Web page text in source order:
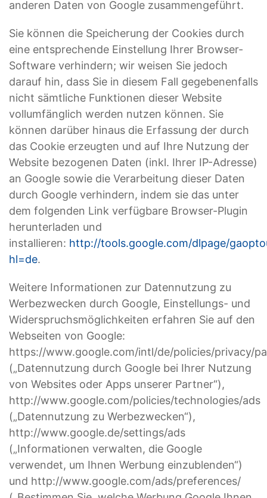
anderen Daten von Google zusammengeführt.
Sie können die Speicherung der Cookies durch
eine entsprechende Einstellung Ihrer Browser-
Software verhindern; wir weisen Sie jedoch
darauf hin, dass Sie in diesem Fall gegebenenfalls
nicht sämtliche Funktionen dieser Website
vollumfänglich werden nutzen können. Sie
können darüber hinaus die Erfassung der durch
das Cookie erzeugten und auf Ihre Nutzung der
Website bezogenen Daten (inkl. Ihrer IP-Adresse)
an Google sowie die Verarbeitung dieser Daten
durch Google verhindern, indem sie das unter
dem folgenden Link verfügbare Browser-Plugin
herunterladen und
installieren: http://tools.google.com/dlpage/
hl=de.
Weitere Informationen zur Datennutzung zu
Werbezwecken durch Google, Einstellungs- und
Widerspruchsmöglichkeiten erfahren Sie auf den
Webseiten von Google:
https://www.google.com/intl/de/policies/privacy/
(„Datennutzung durch Google bei Ihrer Nutzung
von Websites oder Apps unserer Partner“),
http://www.google.com/policies/technologies/ads
(„Datennutzung zu Werbezwecken“),
http://www.google.de/settings/ads
(„Informationen verwalten, die Google
verwendet, um Ihnen Werbung einzublenden“)
und http://www.google.com/ads/preferences/